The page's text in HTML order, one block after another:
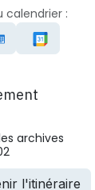
calendrier :
archives
l'itinéraire